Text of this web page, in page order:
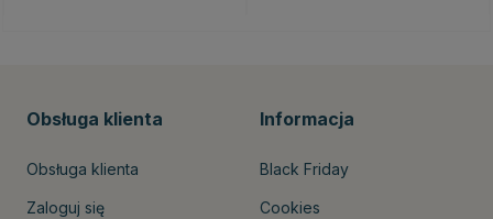
Obsługa klienta
Obsługa klienta
Zaloguj się
Informacja
Black Friday
Cookies